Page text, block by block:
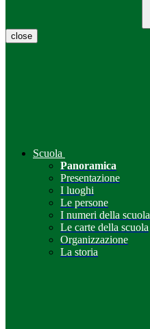
close
Scuola
Panoramica
Presentazione
I luoghi
Le persone
I numeri della scuola
Le carte della scuola
Organizzazione
La storia